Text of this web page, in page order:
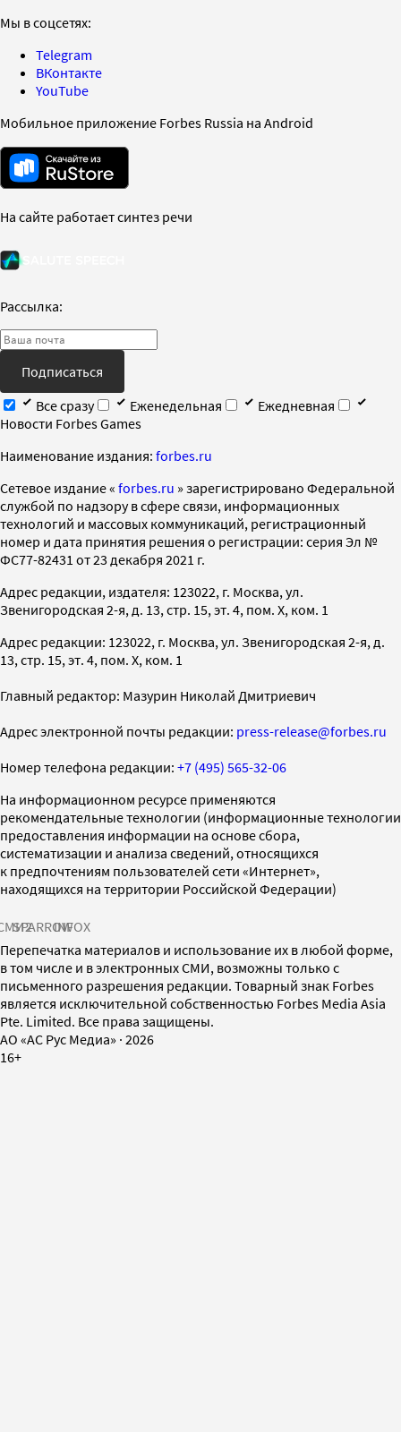
Мы в соцсетях:
Telegram
ВКонтакте
YouTube
Мобильное приложение Forbes Russia на Android
На сайте работает синтез речи
Рассылка:
Подписаться
Все сразу
Еженедельная
Ежедневная
Новости Forbes Games
Наименование издания: forbes.ru
Cетевое издание « forbes.ru » зарегистрировано Федеральной
службой по надзору в сфере связи, информационных
технологий и массовых коммуникаций, регистрационный
номер и дата принятия решения о регистрации: серия Эл №
ФС77-82431 от 23 декабря 2021 г.
Адрес редакции, издателя: 123022, г. Москва, ул.
Звенигородская 2-я, д. 13, стр. 15, эт. 4, пом. X, ком. 1
Адрес редакции: 123022, г. Москва, ул. Звенигородская 2-я, д.
13, стр. 15, эт. 4, пом. X, ком. 1
Главный редактор: Мазурин Николай Дмитриевич
Адрес электронной почты редакции: press-release@forbes.ru
Номер телефона редакции: +7 (495) 565-32-06
На информационном ресурсе применяются
рекомендательные технологии (информационные технологии
предоставления информации на основе сбора,
систематизации и анализа сведений, относящихся
к предпочтениям пользователей сети «Интернет»,
находящихся на территории Российской Федерации)
SPARROWINFOX
Перепечатка материалов и использование их в любой форме,
в том числе и в электронных СМИ, возможны только с
письменного разрешения редакции. Товарный знак Forbes
является исключительной собственностью Forbes Media Asia
Pte. Limited. Все права защищены.
AO «АС Рус Медиа» · 2026
16+